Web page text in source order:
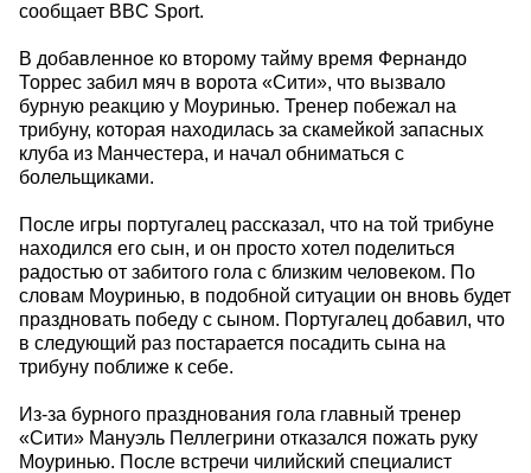
сообщает BBC Sport.
В добавленное ко второму тайму время Фернандо
Торрес забил мяч в ворота «Сити», что вызвало
бурную реакцию у Моуринью. Тренер побежал на
трибуну, которая находилась за скамейкой запасных
клуба из Манчестера, и начал обниматься с
болельщиками.
После игры португалец рассказал, что на той трибуне
находился его сын, и он просто хотел поделиться
радостью от забитого гола с близким человеком. По
словам Моуринью, в подобной ситуации он вновь будет
праздновать победу с сыном. Португалец добавил, что
в следующий раз постарается посадить сына на
трибуну поближе к себе.
Из-за бурного празднования гола главный тренер
«Сити» Мануэль Пеллегрини отказался пожать руку
Моуринью. После встречи чилийский специалист